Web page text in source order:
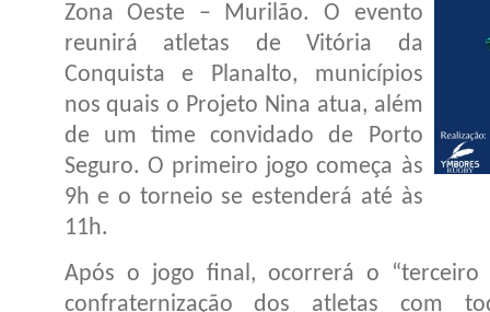
Zona Oeste – Murilão. O evento
reunirá atletas de Vitória da
Conquista e Planalto, municípios
nos quais o Projeto Nina atua, além
de um time convidado de Porto
Seguro. O primeiro jogo começa às
9h e o torneio se estenderá até às
11h.
Após o jogo final, ocorrerá o “terceiro
confraternização dos atletas com